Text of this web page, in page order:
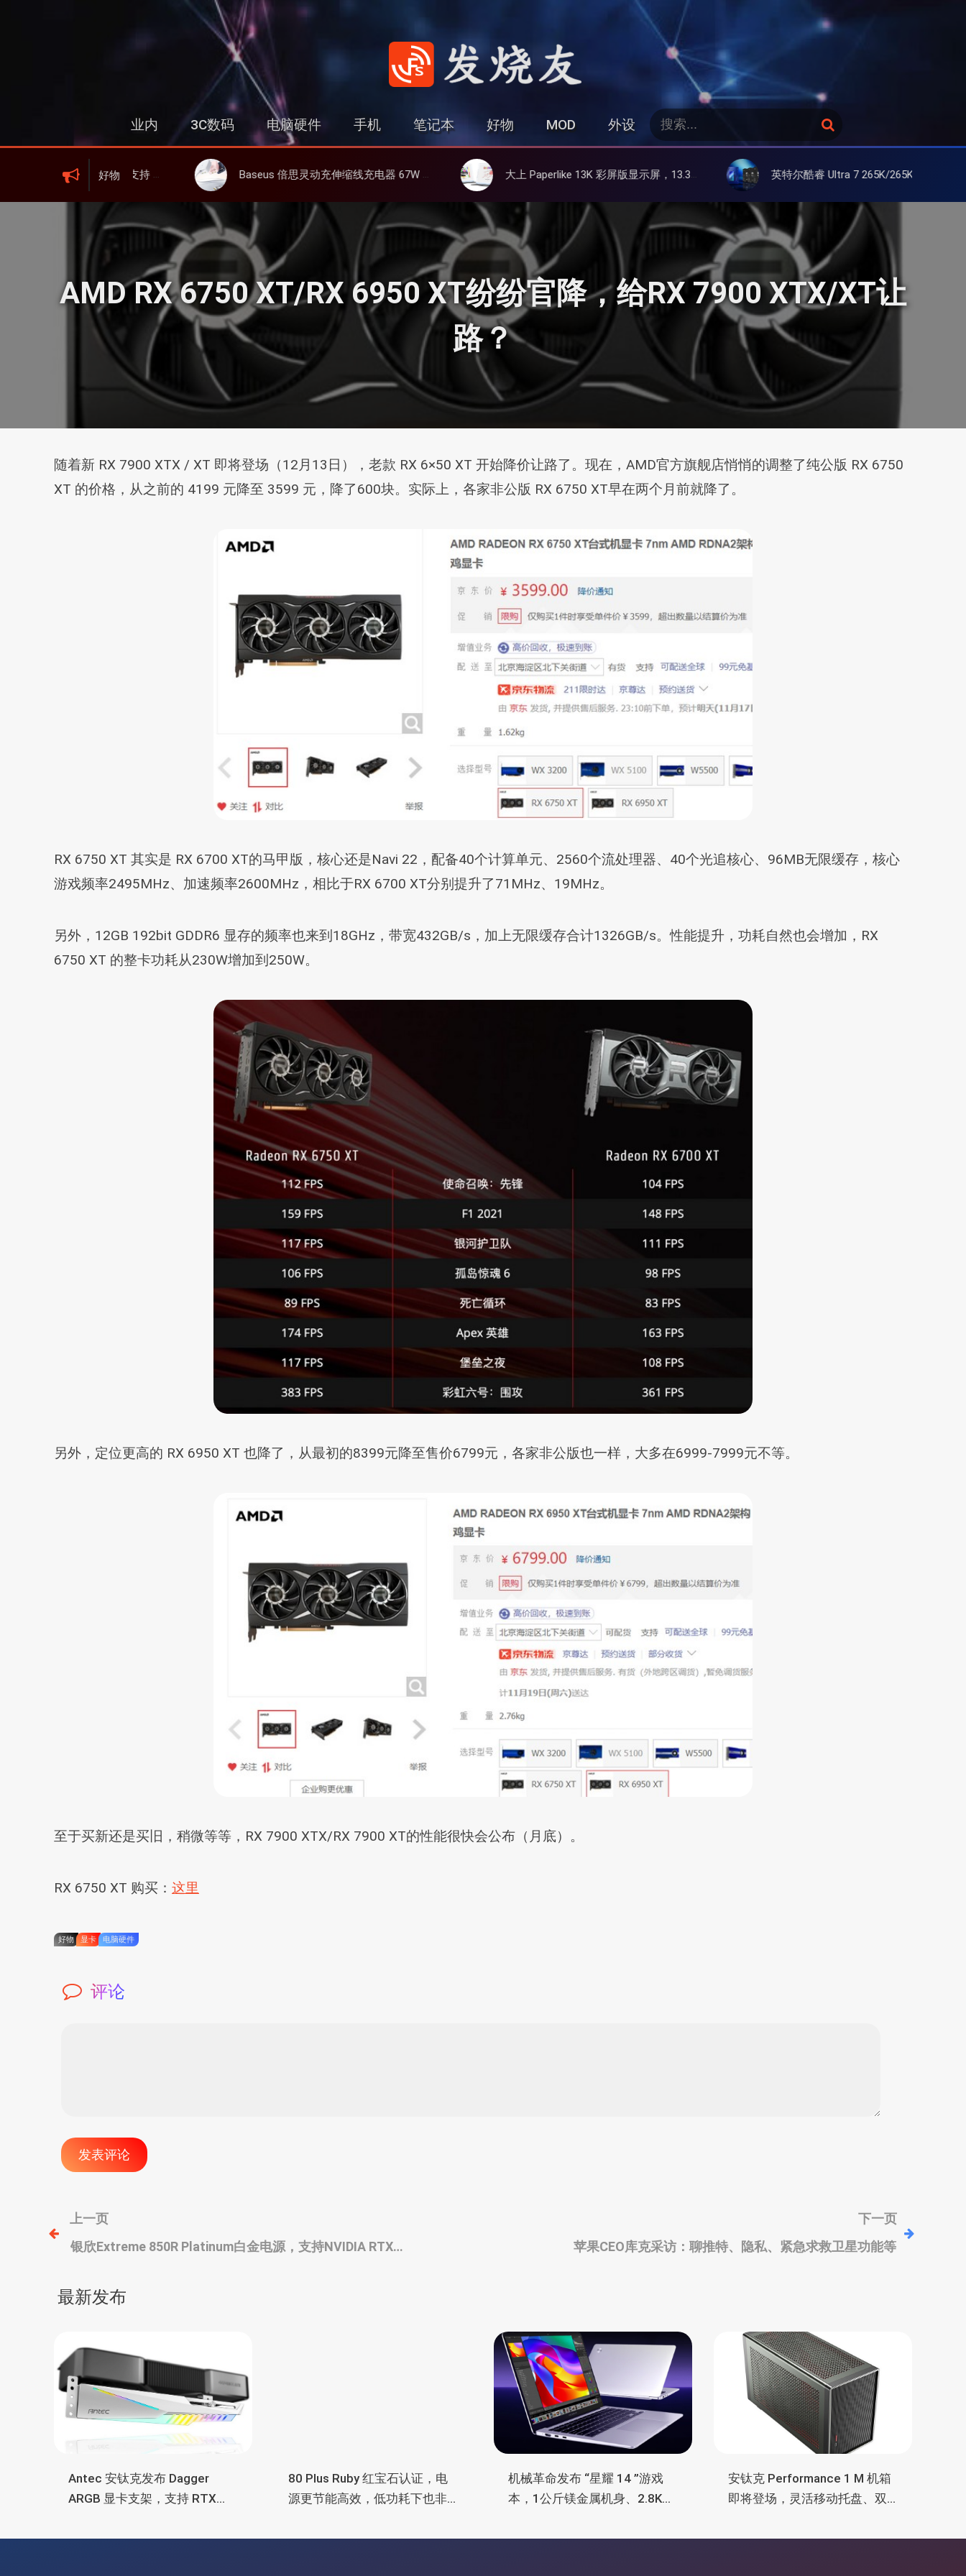
发烧友
业内 3C数码 电脑硬件 手机 笔记本 好物 MOD 外设
搜
索
：
搜
好物
、6000mAh 电池、峰值下行2.0Gbps Baseus 倍思灵动充伸缩线充电器 67W 3C，超耐用可伸缩线、氮化镓、3C多设备同时充 大上 Paperlike 13K 彩屏版显示屏，13.3英寸高刷彩色墨水屏 英特尔酷睿 Ultra 7 265K/265KF 官降100美元促销，快和酷睿 Ultra 5 差不多了
AMD RX 6750 XT/RX 6950 XT纷纷官降，给RX 7900 XTX/XT让
路？
随着新 RX 7900 XTX / XT 即将登场（12月13日），老款 RX 6×50 XT 开始降价让路了。现在，AMD官方旗舰店悄悄的调整了纯公版 RX 6750
XT 的价格，从之前的 4199 元降至 3599 元，降了600块。实际上，各家非公版 RX 6750 XT早在两个月前就降了。
RX 6750 XT 其实是 RX 6700 XT的马甲版，核心还是Navi 22，配备40个计算单元、2560个流处理器、40个光追核心、96MB无限缓存，核心
游戏频率2495MHz、加速频率2600MHz，相比于RX 6700 XT分别提升了71MHz、19MHz。
另外，12GB 192bit GDDR6 显存的频率也来到18GHz，带宽432GB/s，加上无限缓存合计1326GB/s。性能提升，功耗自然也会增加，RX
6750 XT 的整卡功耗从230W增加到250W。
另外，定位更高的 RX 6950 XT 也降了，从最初的8399元降至售价6799元，各家非公版也一样，大多在6999-7999元不等。
至于买新还是买旧，稍微等等，RX 7900 XTX/RX 7900 XT的性能很快会公布（月底）。
RX 6750 XT 购买： 这里
好物 显卡 电脑硬件
评论
文
章
导
上一页
银欣Extreme 850R Platinum白金电源，支持NVIDIA RTX
下一页
苹果CEO库克采访：聊推特、隐私、紧急求救卫星功能等
最新发布
Antec 安钛克发布 Dagger
ARGB 显卡支架，支持 RTX
灯效
80 Plus Ruby 红宝石认证，电
源更节能高效，低功耗下也非
机械革命发布 “星耀 14 ”游戏
本，1公斤镁金属机身、2.8K
长续航
安钛克 Performance 1 M 机箱
即将登场，灵活移动托盘、双
5090